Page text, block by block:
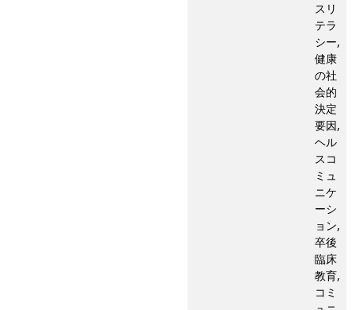
スリ
テラ
シー,
健康
の社
会的
決定
要因,
ヘル
スコ
ミュ
ニケ
ーシ
ョン,
卒後
臨床
教育,
コミ